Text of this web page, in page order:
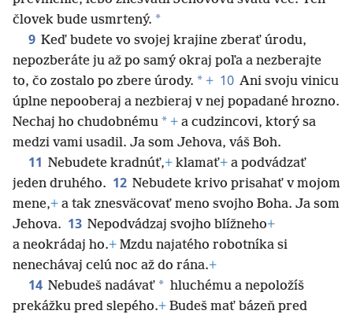
človek bude usmrtený. *
9 Keď budete vo svojej krajine zberať úrodu,
nepozberáte ju až po samý okraj poľa a nezberajte
to, čo zostalo po zbere úrody. * + 10 Ani svoju vinicu
úplne nepooberaj a nezbieraj v nej popadané hrozno.
Nechaj ho chudobnému * + a cudzincovi, ktorý sa
medzi vami usadil. Ja som Jehova, váš Boh.
11 Nebudete kradnúť,+ klamať+ a podvádzať
jeden druhého. 12 Nebudete krivo prisahať v mojom
mene,+ a tak znesväcovať meno svojho Boha. Ja som
Jehova. 13 Nepodvádzaj svojho blížneho+
a neokrádaj ho.+ Mzdu najatého robotníka si
nenechávaj celú noc až do rána.+
14 Nebudeš nadávať * hluchému a nepoložíš
prekážku pred slepého.+ Budeš mať bázeň pred